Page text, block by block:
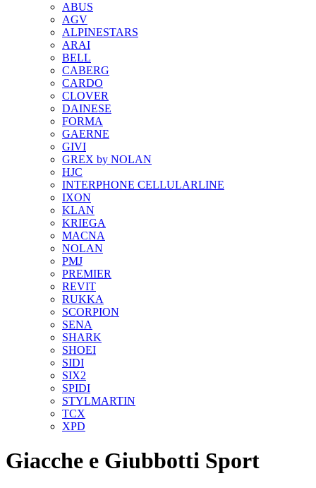
ABUS
AGV
ALPINESTARS
ARAI
BELL
CABERG
CARDO
CLOVER
DAINESE
FORMA
GAERNE
GIVI
GREX by NOLAN
HJC
INTERPHONE CELLULARLINE
IXON
KLAN
KRIEGA
MACNA
NOLAN
PMJ
PREMIER
REVIT
RUKKA
SCORPION
SENA
SHARK
SHOEI
SIDI
SIX2
SPIDI
STYLMARTIN
TCX
XPD
Giacche e Giubbotti Sport